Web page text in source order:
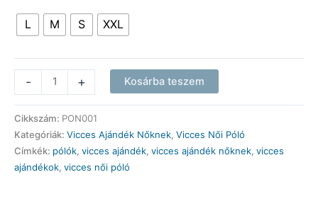
L M S XXL
-
Női
Póló
-
Dinnyés
Unikornis
-
+ Kosárba teszem
Cikkszám: PON001
Kategóriák: Vicces Ajándék Nőknek, Vicces Női Póló
Címkék: pólók, vicces ajándék, vicces ajándék nőknek, vicces
ajándékok, vicces női póló